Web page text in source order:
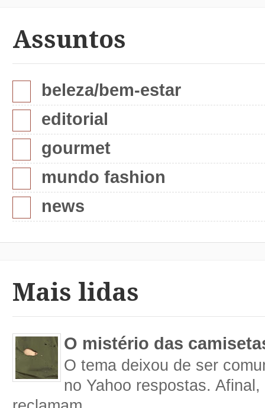
Assuntos
beleza/bem-estar
editorial
gourmet
mundo fashion
news
Mais lidas
O mistério das
O tema deixou de ser
no Yahoo respostas.